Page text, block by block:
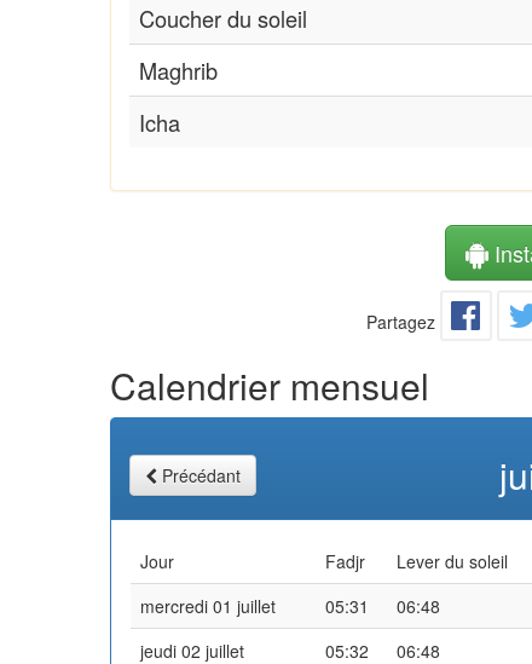
Coucher du soleil
Maghrib
Icha
Partagez
Calendrier mensuel
Précédant
Jour Fadjr Lever du soleil
mercredi 01 juillet
05:31 06:48
jeudi 02 juillet
05:32 06:48